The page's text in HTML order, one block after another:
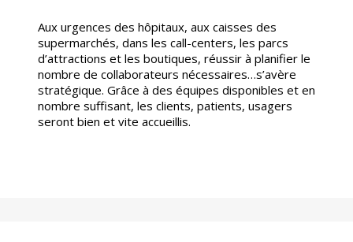
Aux urgences des hôpitaux, aux caisses des
supermarchés, dans les call-centers, les parcs
d’attractions et les boutiques, réussir à planifier le
nombre de collaborateurs nécessaires…s’avère
stratégique. Grâce à des équipes disponibles et en
nombre suffisant, les clients, patients, usagers
seront bien et vite accueillis.